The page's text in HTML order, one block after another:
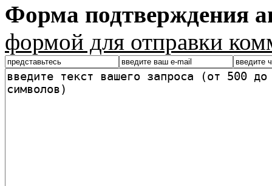
Форма подтверждения
формой для отправки